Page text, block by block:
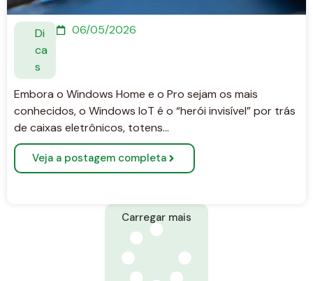
Di
ca
s
06/05/2026
Embora o Windows Home e o Pro sejam os mais
conhecidos, o Windows IoT é o “herói invisível” por trás
de caixas eletrônicos, totens…
Veja a postagem completa
Carregar mais